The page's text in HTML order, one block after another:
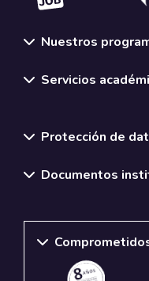
Nuestros
Servicios
Protección de
Documentos